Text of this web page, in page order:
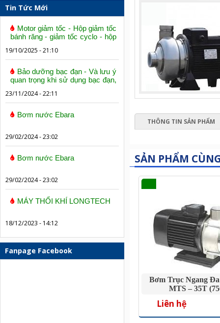
Tin Tức Mới
Motor giảm tốc - Hộp giảm tốc
bánh răng - giảm tốc cyclo - hộp
19/10/2025 - 21:10
Bảo dưỡng bạc đạn - Và lưu ý
quan trọng khi sử dụng bạc đạn,
23/11/2024 - 22:11
Bơm nước Ebara
29/02/2024 - 23:02
Bơm nước Ebara
29/02/2024 - 23:02
MÁY THỔI KHÍ LONGTECH
18/12/2023 - 14:12
Fanpage Facebook
THÔNG TIN SẢN PHẨM
SẢN PHẨM
Bơm Trục Ngang
MTS – 35T
Liên hệ